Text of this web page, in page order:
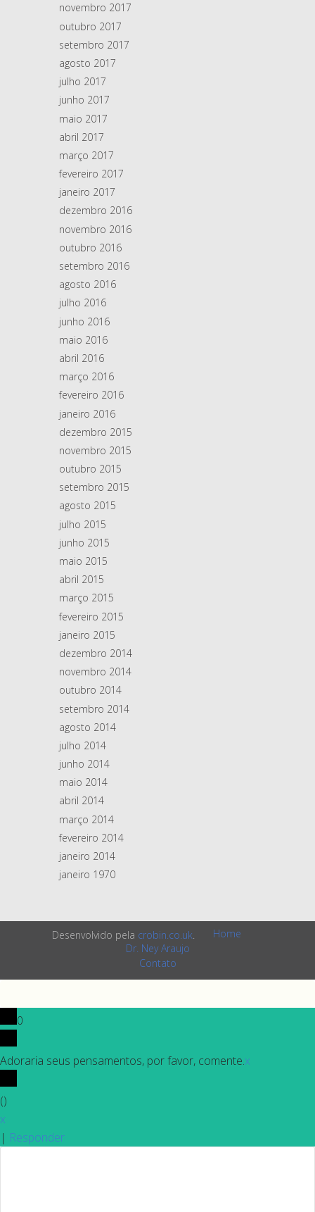
novembro 2017
outubro 2017
setembro 2017
agosto 2017
julho 2017
junho 2017
maio 2017
abril 2017
março 2017
fevereiro 2017
janeiro 2017
dezembro 2016
novembro 2016
outubro 2016
setembro 2016
agosto 2016
julho 2016
junho 2016
maio 2016
abril 2016
março 2016
fevereiro 2016
janeiro 2016
dezembro 2015
novembro 2015
outubro 2015
setembro 2015
agosto 2015
julho 2015
junho 2015
maio 2015
abril 2015
março 2015
fevereiro 2015
janeiro 2015
dezembro 2014
novembro 2014
outubro 2014
setembro 2014
agosto 2014
julho 2014
junho 2014
maio 2014
abril 2014
março 2014
fevereiro 2014
janeiro 2014
janeiro 1970
Desenvolvido pela crobin.co.uk.
Home
Dr. Ney Araujo
Contato
0
Adoraria seus pensamentos, por favor, comente.x
()
x
| Responder